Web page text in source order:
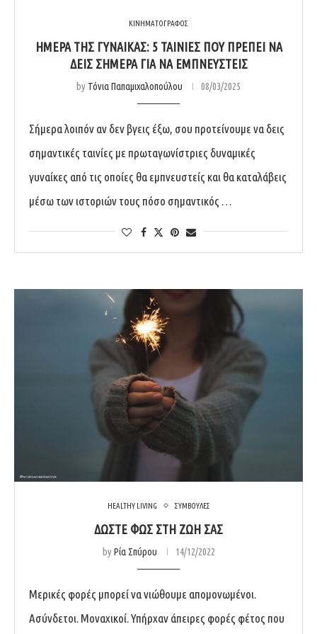
ΚΙΝΗΜΑΤΟΓΡΑΦΟΣ
ΗΜΕΡΑ ΤΗΣ ΓΥΝΑΙΚΑΣ: 5 ΤΑΙΝΙΕΣ ΠΟΥ ΠΡΕΠΕΙ ΝΑ
ΔΕΙΣ ΣΗΜΕΡΑ ΓΙΑ ΝΑ ΕΜΠΝΕΥΣΤΕΙΣ
by Τόνια Παπαμιχαλοπούλου 08/03/2025
Σήμερα λοιπόν αν δεν βγεις έξω, σου προτείνουμε να δεις
σημαντικές ταινίες με πρωταγωνίστριες δυναμικές
γυναίκες από τις οποίες θα εμπνευστείς και θα καταλάβεις
μέσω των ιστοριών τους πόσο σημαντικός …
HEALTHY LIVING ΣΥΜΒΟΥΛΕΣ
ΔΩΣΤΕ ΦΩΣ ΣΤΗ ΖΩΗ ΣΑΣ
byΡία Σπύρου 14/12/2022
Μερικές φορές μπορεί να νιώθουμε απομονωμένοι.
Ασύνδετοι. Μοναχικοί. Υπήρχαν άπειρες φορές φέτος που